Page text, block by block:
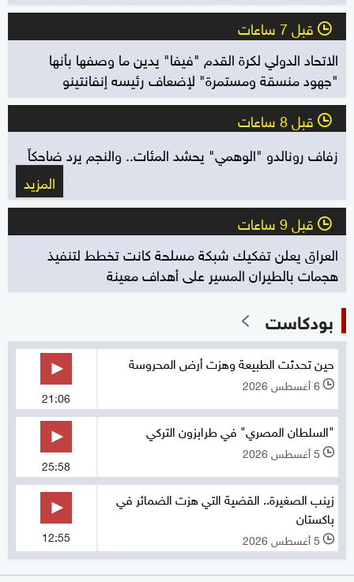
l قبل 7 ساعات
الاتحاد الدولي لكرة القدم "فيفا" يدين ما وصفها بأنها
"جهود منسقة ومستمرة" لإضعاف رئيسه إنفانتينو
l قبل 8 ساعات
زفاف رونالدو "الوهمي" يحشد المئات.. والنجم يرد ضاحكاً
المزيد
l قبل 9 ساعات
العراق يعلن تفكيك شبكة مسلحة كانت تخطط لتنفيذ
هجمات بالطيران المسير على أهداف معينة
بودكاست
حين تحدثت الطبيعة وهزت أرض المحروسة
l 6 أغسطس 2026
21:06
"السلطان المصري" في طرابزون التركي
l 5 أغسطس 2026
25:58
زينب الصغيرة.. القضية التي هزت الضمائر في
باكستان
l 5 أغسطس 2026 12:55